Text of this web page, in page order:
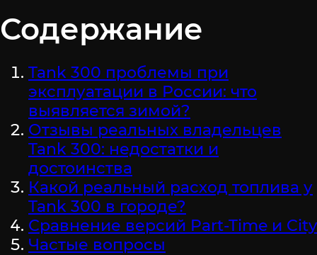
Содержание
Tank 300 проблемы при
эксплуатации в России: что
выявляется зимой?
Отзывы реальных владельцев
Tank 300: недостатки и
достоинства
Какой реальный расход топлива у
Tank 300 в городе?
Сравнение версий Part-Time и City
Частые вопросы